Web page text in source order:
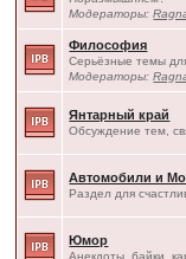
Модераторы:
Философия
Серьёзные темы
Модераторы:
Янтарный край
Обсуждение тем,
Автомобили и
Раздел для
Юмор
Анекдоты, байки,